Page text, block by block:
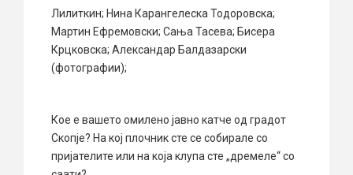
Лилиткин; Нина Карангелеска Тодоровска;
Мартин Ефремовски; Сања Тасева; Бисера
Крцковска; Александар Балдазарски
(фотографии);
Кое е вашето омилено јавно катче од градот
Скопје? На кој плочник сте се собирале со
пријателите или на која клупа сте „дремеле“ со